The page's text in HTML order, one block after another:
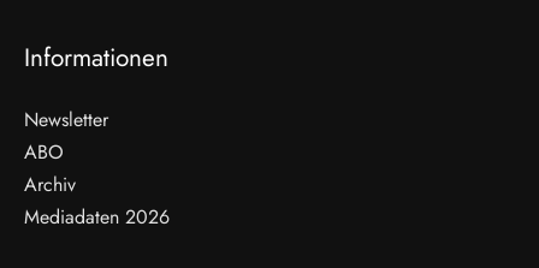
Informationen
Newsletter
ABO
Archiv
Mediadaten 2026